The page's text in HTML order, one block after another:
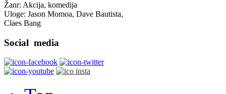
Žanr: Akcija, komedija
Uloge: Jason Momoa, Dave Bautista,
Claes Bang
Social media